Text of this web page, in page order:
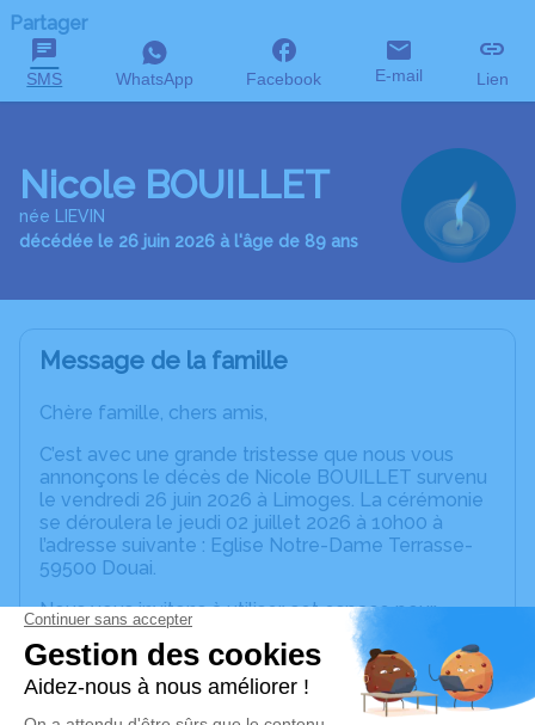
Partager
SMS WhatsApp Facebook E-mail Lien
Nicole BOUILLET
née LIEVIN
décédée le 26 juin 2026 à l'âge de 89 ans
Message de la famille
Chère famille, chers amis,
C’est avec une grande tristesse que nous vous
annonçons le décès de Nicole BOUILLET survenu
le vendredi 26 juin 2026 à Limoges. La cérémonie
se déroulera le jeudi 02 juillet 2026 à 10h00 à
l’adresse suivante : Eglise Notre-Dame Terrasse-
59500 Douai.
Nous vous invitons à utiliser cet espace pour
laisser vos condoléances, partager des photos
souvenirs, une anecdote ou exprimer vos pensées
à travers des poèmes ou des textes. Cet endroit
est un lieu d'expression dédié à honorer la